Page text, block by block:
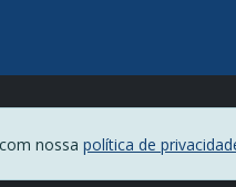
13400-900
nossa política de